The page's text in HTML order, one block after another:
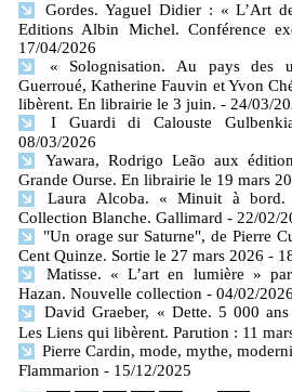
Gordes. Yaguel Didier : « L’Art
Editions Albin Michel. Conférence
17/04/2026
« Solognisation. Au pays des
Guerroué, Katherine Fauvin et Yvon
libèrent. En librairie le 3 juin. - 24/03/
I Guardi di Calouste
08/03/2026
Yawara, Rodrigo Leão aux
Grande Ourse. En librairie le 19 mars
Laura Alcoba. « Minuit à bord.
Collection Blanche. Gallimard - 22/02/
"Un orage sur Saturne", de Pierre
Cent Quinze. Sortie le 27 mars 2026 -
Matisse. « L’art en lumière »
Hazan. Nouvelle collection - 04/02/2026
David Graeber, « Dette. 5 000
Les Liens qui libèrent. Parution : 11
Pierre Cardin, mode, mythe,
Flammarion - 15/12/2025